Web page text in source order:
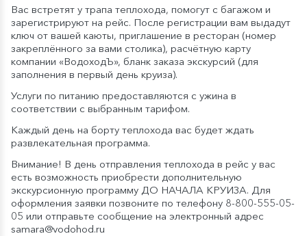
Вас встретят у трапа теплохода, помогут с багажом и
зарегистрируют на рейс. После регистрации вам выдадут
ключ от вашей каюты, приглашение в ресторан (номер
закреплённого за вами столика), расчётную карту
компании «ВодоходЪ», бланк заказа экскурсий (для
заполнения в первый день круиза).
Услуги по питанию предоставляются с ужина в
соответствии с выбранным тарифом.
Каждый день на борту теплохода вас будет ждать
развлекательная программа.
Внимание! В день отправления теплохода в рейс у вас
есть возможность приобрести дополнительную
экскурсионную программу ДО НАЧАЛА КРУИЗА. Для
оформления заявки позвоните по телефону 8-800-555-05-
05 или отправьте сообщение на электронный адрес
samara@vodohod.ru